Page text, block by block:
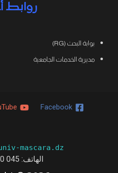
روابط
بوابة البحث (RG)
مديرية الخدمات الجامعية
Facebook
mascara.dz
الهاتف: 045 70 70 14